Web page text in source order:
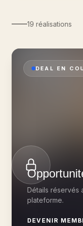
19 réalisations
DEAL EN
Détails réservés
plateforme.
DEVENIR